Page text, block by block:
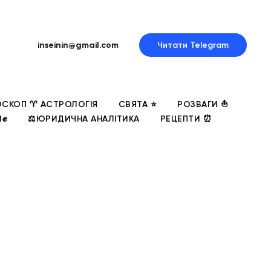
inseinin@gmail.com Читати Telegram
♈ АСТРОЛОГІЯ СВЯТА ⭐
РОЗВАГИ ⛵
⚖️ЮРИДИЧНА АНАЛІТИКА РЕЦЕПТИ ⏰